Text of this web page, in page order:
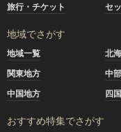
旅行・チケット
セ
地域でさがす
地域一覧 北
関東地方
中
中国地方
四
おすすめ特集でさがす